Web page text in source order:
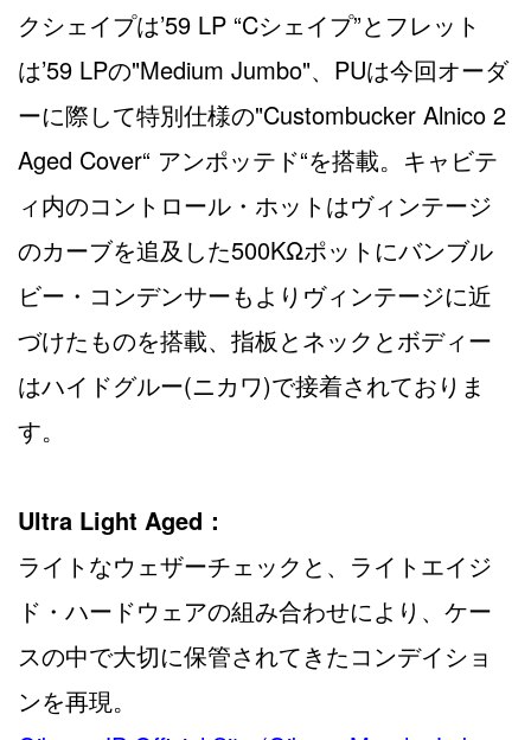
クシェイプは’59 LP “Cシェイプ”とフレット
は’59 LPの"Medium Jumbo"、PUは今回オーダ
ーに際して特別仕様の"Custombucker Alnico 2
Aged Cover“ アンポッテド“を搭載。キャビテ
ィ内のコントロール・ホットはヴィンテージ
のカーブを追及した500KΩポットにバンブル
ビー・コンデンサーもよりヴィンテージに近
づけたものを搭載、指板とネックとボディー
はハイドグルー(ニカワ)で接着されておりま
す。
Ultra Light Aged：
ライトなウェザーチェックと、ライトエイジ
ド・ハードウェアの組み合わせにより、ケー
スの中で大切に保管されてきたコンデイショ
ンを再現。